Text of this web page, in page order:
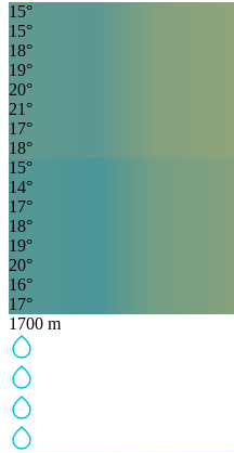
15°
15°
18°
19°
20°
21 °
17°
18°
15°
14°
17°
18°
19°
20°
16°
17°
1700 m